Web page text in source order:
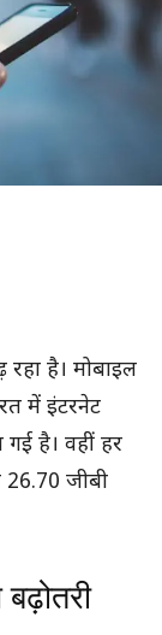
है। मोबाइल
में इंटरनेट
है। वहीं हर
26.70 जीबी